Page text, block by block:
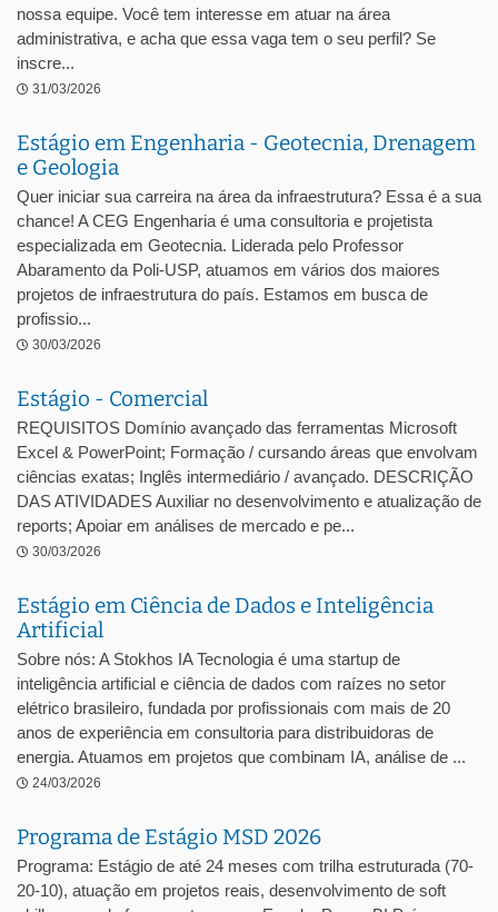
nossa equipe. Você tem interesse em atuar na área
administrativa, e acha que essa vaga tem o seu perfil? Se
inscre...
31/03/2026
Estágio em Engenharia - Geotecnia, Drenagem
e Geologia
Quer iniciar sua carreira na área da infraestrutura? Essa é a sua
chance! A CEG Engenharia é uma consultoria e projetista
especializada em Geotecnia. Liderada pelo Professor
Abaramento da Poli-USP, atuamos em vários dos maiores
projetos de infraestrutura do país. Estamos em busca de
profissio...
30/03/2026
Estágio - Comercial
REQUISITOS Domínio avançado das ferramentas Microsoft
Excel & PowerPoint; Formação / cursando áreas que envolvam
ciências exatas; Inglês intermediário / avançado. DESCRIÇÃO
DAS ATIVIDADES Auxiliar no desenvolvimento e atualização de
reports; Apoiar em análises de mercado e pe...
30/03/2026
Estágio em Ciência de Dados e Inteligência
Artificial
Sobre nós: A Stokhos IA Tecnologia é uma startup de
inteligência artificial e ciência de dados com raízes no setor
elétrico brasileiro, fundada por profissionais com mais de 20
anos de experiência em consultoria para distribuidoras de
energia. Atuamos em projetos que combinam IA, análise de ...
24/03/2026
Programa de Estágio MSD 2026
Programa: Estágio de até 24 meses com trilha estruturada (70-
20-10), atuação em projetos reais, desenvolvimento de soft